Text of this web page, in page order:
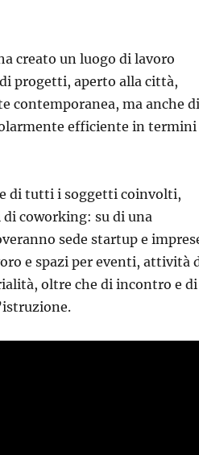
creato un luogo di lavoro
progetti, aperto alla città,
contemporanea, ma anche di
efficiente in termini
di tutti i soggetti coinvolti,
coworking: su di una
sede startup e
e spazi per eventi, attività
oltre che di incontro e di